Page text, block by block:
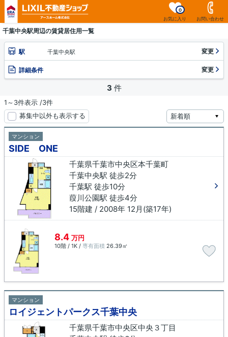
お気に入り
0
お問い合わせ
千葉中央駅周辺の賃貸居住用一覧
駅 千葉中央駅 変更
詳細条件 変更
3 件
1～3件表示 /3件
募集中以外も表示する
マンション
SIDE ONE
千葉県千葉市中央区本千葉町
千葉中央駅 徒歩2分
千葉駅 徒歩10分
葭川公園駅 徒歩4分
15階建 / 2008年 12月(築17年)
8.4 万円
10階 / 1K / 専有面積 26.39㎡
マンション
ロイジェントパークス千葉中央
千葉県千葉市中央区中央３丁目